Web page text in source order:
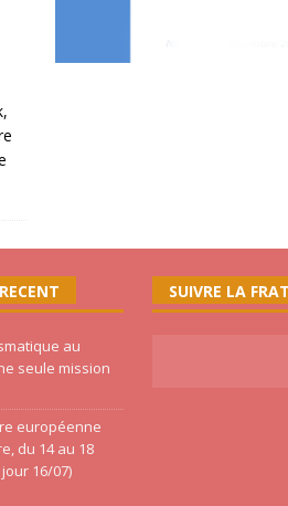
au
seule mission
européenne
du 14 au 18
16/07)
SUIVRE LA